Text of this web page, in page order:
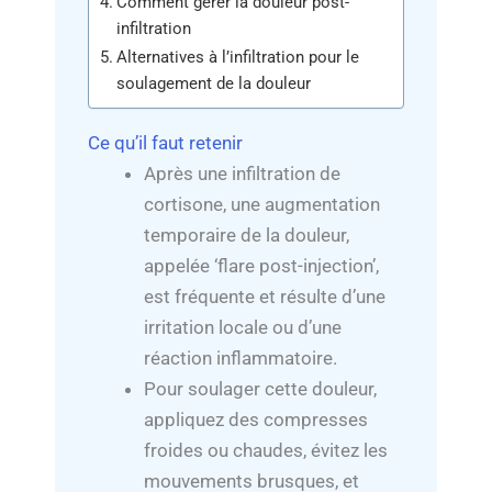
infiltration
Alternatives à l’infiltration pour le
soulagement de la douleur
Ce qu’il faut retenir
Après une infiltration de
cortisone, une augmentation
temporaire de la douleur,
appelée ‘flare post-injection’,
est fréquente et résulte d’une
irritation locale ou d’une
réaction inflammatoire.
Pour soulager cette douleur,
appliquez des compresses
froides ou chaudes, évitez les
mouvements brusques, et